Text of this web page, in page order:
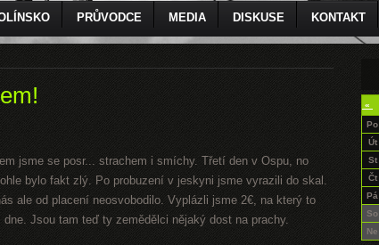
PRŮVODCE MEDIA DISKUSE KONTAKT
jsme se posr... strachem i smíchy. Třetí den v Ospu, no
bylo fakt zlý. Po probuzení v jeskyni jsme vyrazili do skal.
ale od placení neosvobodilo. Vyplázli jsme 2€, na který to
Jsou tam teď ty zemědělci nějaký dost na prachy.
«
Po
Út
St
Čt
Pá
So
Ne